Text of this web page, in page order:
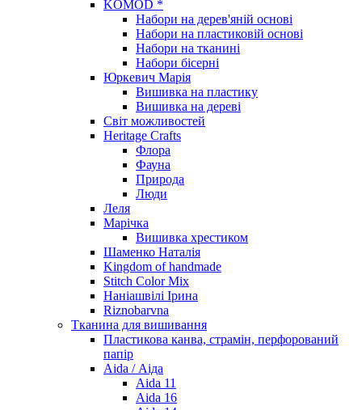
KOMOD *
Набори на дерев'яній основі
Набори на пластиковій основі
Набори на тканині
Набори бісерні
Юркевич Марія
Вишивка на пластику
Вишивка на дереві
Світ можливостей
Heritage Crafts
Флора
Фауна
Природа
Люди
Леля
Марічка
Вишивка хрестиком
Шаменко Наталія
Kingdom of handmade
Stitch Color Mix
Наніашвілі Ірина
Riznobarvna
Тканина для вишивання
Пластикова канва, страмін, перфорований
папір
Aida / Аіда
Aida 11
Aida 16